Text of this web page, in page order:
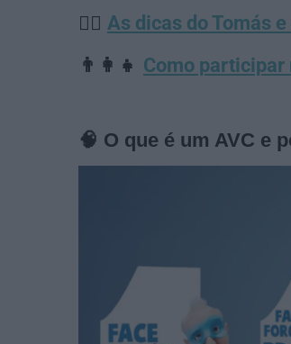
🦸‍♂️ As dicas do Tomás e
👨‍👩‍👧 Como participar
🧠 O que é um AVC e